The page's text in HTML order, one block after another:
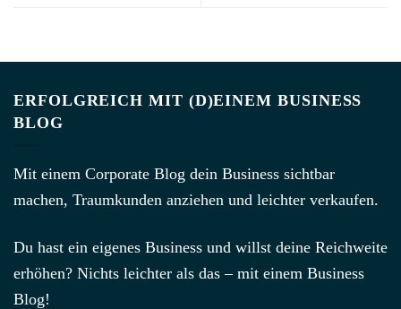
ERFOLGREICH MIT (D)EINEM BUSINESS
BLOG
Mit einem Corporate Blog dein Business sichtbar
machen, Traumkunden anziehen und leichter verkaufen.
Du hast ein eigenes Business und willst deine Reichweite
erhöhen? Nichts leichter als das – mit einem Business
Blog!